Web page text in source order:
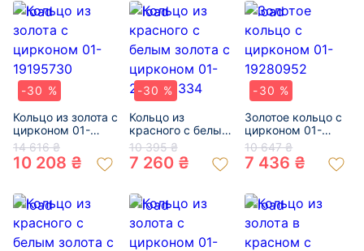
-30 %
Кольцо из золота с
цирконом 01-
19195730
14 616 ₴
10 208 ₴
-30 %
Кольцо из
красного с белым
золота с цирконом
01-200305334
10 395 ₴
7 260 ₴
-30 %
Золотое кольцо с
цирконом 01-
19280952
10 647 ₴
7 436 ₴